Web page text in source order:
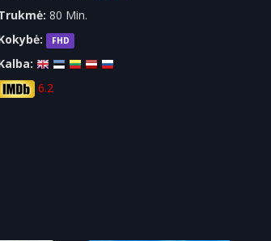
80 Min.
FHD
6.2